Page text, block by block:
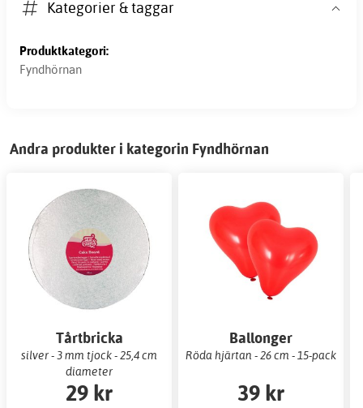
Kategorier & taggar
Produktkategori:
Fyndhörnan
Andra produkter i kategorin Fyndhörnan
Tårtbricka
silver - 3 mm tjock - 25,4 cm
diameter
29 kr
Ballonger
Röda hjärtan - 26 cm - 15-pack
39 kr